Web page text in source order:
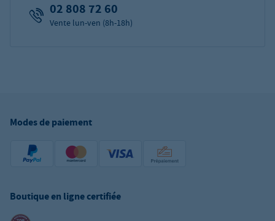
02 808 72 60
Vente lun-ven (8h-18h)
Modes de paiement
Boutique en ligne certifiée